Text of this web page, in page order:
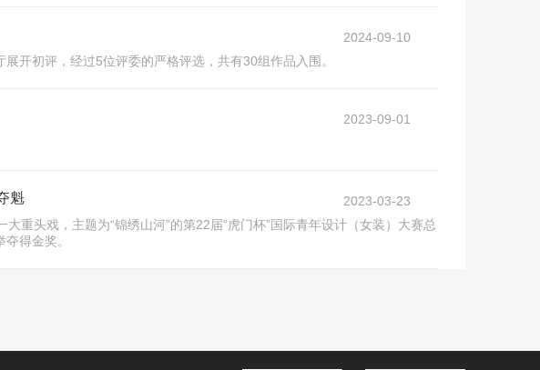
2024-09-10
开初评，经过5位评委的严格评选，共有30组作品入围。
2023-09-01
魁
2023-03-23
重头戏，主题为“锦绣山河”的第22届“虎门杯”国际青年设计（女装）大赛总
得金奖。